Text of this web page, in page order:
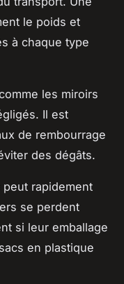
le poids et
à chaque type
les miroirs
Il est
de rembourrage
des dégâts.
peut rapidement
se perdent
si leur emballage
en plastique